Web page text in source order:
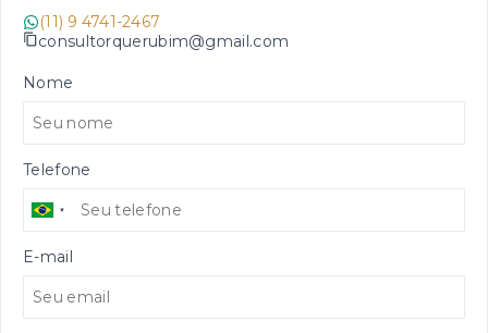
(11) 9 4741-2467
consultorquerubim@gmail.com
Nome
Telefone
E-mail